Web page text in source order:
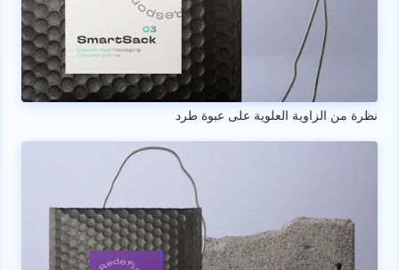
نظرة من الزاوية العلوية على عبوة طرد